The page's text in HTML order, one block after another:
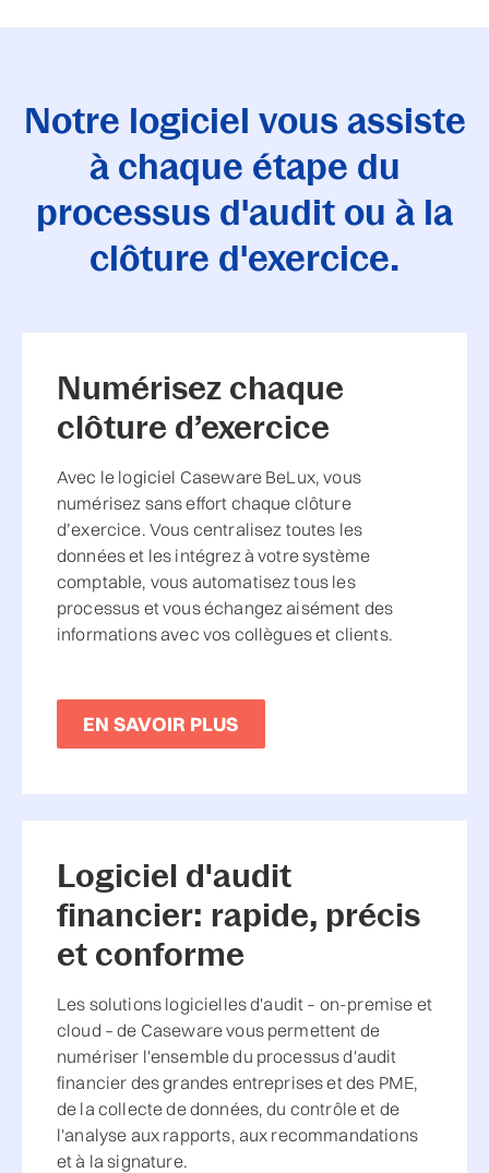
Notre logiciel vous assiste
à chaque étape du
processus d'audit ou à la
clôture d'exercice.
Numérisez chaque
clôture d’exercice
Avec le logiciel Caseware BeLux, vous
numérisez sans effort chaque clôture
d’exercice. Vous centralisez toutes les
données et les intégrez à votre système
comptable, vous automatisez tous les
processus et vous échangez aisément des
informations avec vos collègues et clients.
EN SAVOIR PLUS
Logiciel d'audit
financier: rapide, précis
et conforme
Les solutions logicielles d'audit – on-premise et
cloud – de Caseware vous permettent de
numériser l'ensemble du processus d'audit
financier des grandes entreprises et des PME,
de la collecte de données, du contrôle et de
l'analyse aux rapports, aux recommandations
et à la signature.